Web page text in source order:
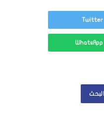
Twitter
WhatsApp
البحث